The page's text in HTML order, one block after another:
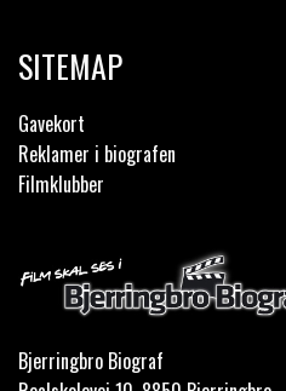
SITEMAP
Gavekort
Reklamer i biografen
Filmklubber
Bjerringbro Biograf